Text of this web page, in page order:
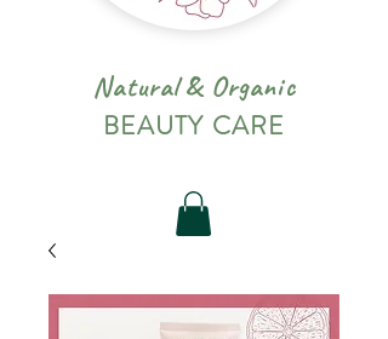
Natural & Organic
BEAUTY CARE